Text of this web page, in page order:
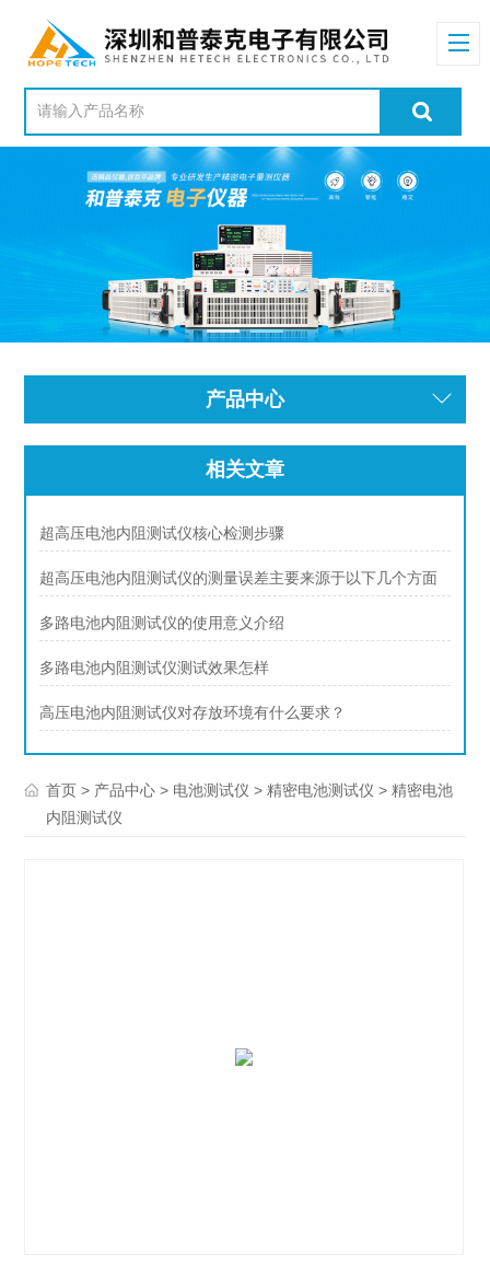
产品中心
相关文章
超高压电池内阻测试仪核心检测步骤
超高压电池内阻测试仪的测量误差主要来源于以下几个方面
多路电池内阻测试仪的使用意义介绍
多路电池内阻测试仪测试效果怎样
高压电池内阻测试仪对存放环境有什么要求？
首页 > 产品中心 > 电池测试仪 >精密电池测试仪 > 精密电池
内阻测试仪